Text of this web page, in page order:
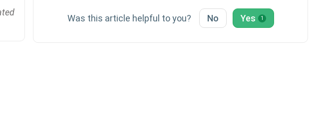
Was this article helpful to you? No Yes 1